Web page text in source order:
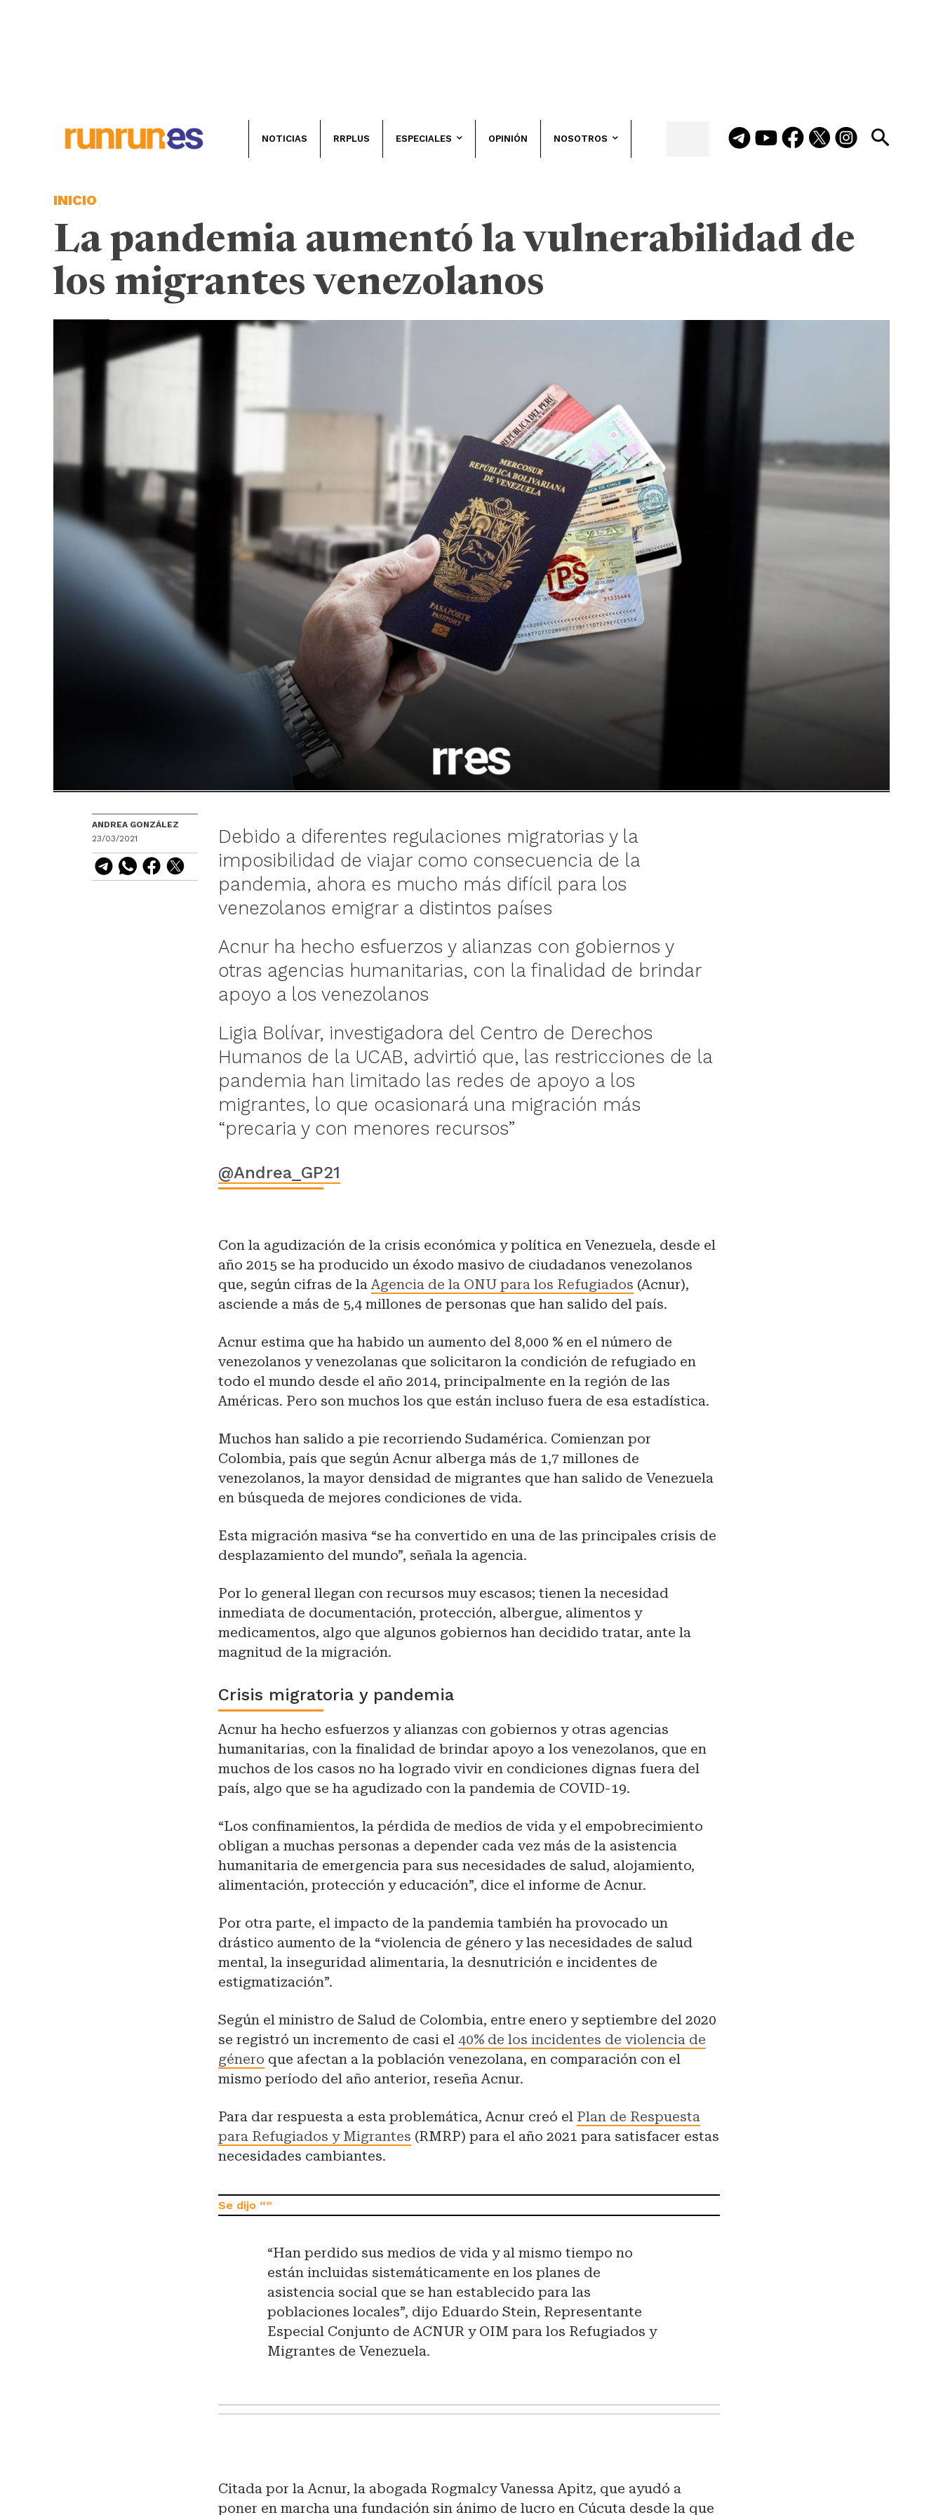
NOTICIAS RRPLUS ESPECIALES OPINIÓN NOSOTROS
INICIO
La pandemia aumentó la vulnerabilidad de
los migrantes venezolanos
ANDREA GONZÁLEZ
23/03/2021
Debido a diferentes regulaciones migratorias y la
imposibilidad de viajar como consecuencia de la
pandemia, ahora es mucho más difícil para los
venezolanos emigrar a distintos países
Acnur ha hecho esfuerzos y alianzas con gobiernos y
otras agencias humanitarias, con la finalidad de brindar
apoyo a los venezolanos
Ligia Bolívar, investigadora del Centro de Derechos
Humanos de la UCAB, advirtió que, las restricciones de la
pandemia han limitado las redes de apoyo a los
migrantes, lo que ocasionará una migración más
“precaria y con menores recursos”
@Andrea_GP21
Con la agudización de la crisis económica y política en Venezuela, desde el
año 2015 se ha producido un éxodo masivo de ciudadanos venezolanos
que, según cifras de laAgencia de la ONU para los Refugiados (Acnur),
asciende a más de 5,4 millones de personas que han salido del país.
Acnur estima que ha habido un aumento del 8,000 % en el número de
venezolanos y venezolanas que solicitaron la condición de refugiado en
todo el mundo desde el año 2014, principalmente en la región de las
Américas. Pero son muchos los que están incluso fuera de esa estadística.
Muchos han salido a pie recorriendo Sudamérica. Comienzan por
Colombia, país que según Acnur alberga más de 1,7 millones de
venezolanos, la mayor densidad de migrantes que han salido de Venezuela
en búsqueda de mejores condiciones de vida.
Esta migración masiva “se ha convertido en una de las principales crisis de
desplazamiento del mundo”, señala la agencia.
Por lo general llegan con recursos muy escasos; tienen la necesidad
inmediata de documentación, protección, albergue, alimentos y
medicamentos, algo que algunos gobiernos han decidido tratar, ante la
magnitud de la migración.
Crisis migratoria y pandemia
Acnur ha hecho esfuerzos y alianzas con gobiernos y otras agencias
humanitarias, con la finalidad de brindar apoyo a los venezolanos, que en
muchos de los casos no ha logrado vivir en condiciones dignas fuera del
país, algo que se ha agudizado con la pandemia de COVID-19.
“Los confinamientos, la pérdida de medios de vida y el empobrecimiento
obligan a muchas personas a depender cada vez más de la asistencia
humanitaria de emergencia para sus necesidades de salud, alojamiento,
alimentación, protección y educación”, dice el informe de Acnur.
Por otra parte, el impacto de la pandemia también ha provocado un
drástico aumento de la “violencia de género y las necesidades de salud
mental, la inseguridad alimentaria, la desnutrición e incidentes de
estigmatización”.
Según el ministro de Salud de Colombia, entre enero y septiembre del 2020
se registró un incremento de casi el 40% de los incidentes de violencia de
género que afectan a la población venezolana, en comparación con el
mismo período del año anterior, reseña Acnur.
Para dar respuesta a esta problemática, Acnur creó el Plan de Respuesta
para Refugiados y Migrantes (RMRP) para el año 2021 para satisfacer estas
necesidades cambiantes.
“Han perdido sus medios de vida y al mismo tiempo no
están incluidas sistemáticamente en los planes de
asistencia social que se han establecido para las
poblaciones locales”, dijo Eduardo Stein, Representante
Especial Conjunto de ACNUR y OIM para los Refugiados y
Migrantes de Venezuela.
Citada por la Acnur, la abogada Rogmalcy Vanessa Apitz, que ayudó a
poner en marcha una fundación sin ánimo de lucro en Cúcuta desde la que